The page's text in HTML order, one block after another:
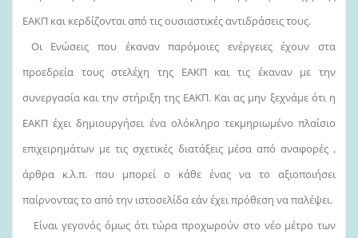
ΕΑΚΠ και κερδίζονται από τις ουσιαστικές αντιδράσεις τους.
Οι Ενώσεις που έκαναν παρόμοιες ενέργειες έχουν στα
προεδρεία τους στελέχη της ΕΑΚΠ και τις έκαναν με την
συνεργασία και την στήριξη της ΕΑΚΠ. Και ας μην ξεχνάμε ότι η
ΕΑΚΠ έχει δημιουργήσει ένα ολόκληρο τεκμηριωμένο πλαίσιο
επιχειρημάτων με τις σχετικές διατάξεις μέσα από αναφορές ,
άρθρα κ.λ.π. που μπορεί ο κάθε ένας να το αξιοποιήσει
παίρνοντας το από την ιστοσελίδα εάν έχει πρόθεση να παλέψει.
Είναι γεγονός όμως ότι τώρα προχωρούν στο νέο μέτρο των